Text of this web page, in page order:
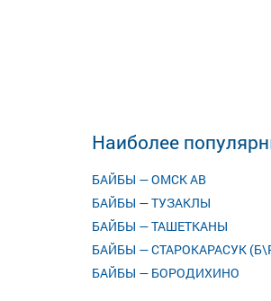
Наиболее
БАЙБЫ — ОМСК АВ
БАЙБЫ — ТУЗАКЛЫ
БАЙБЫ — ТАШЕТКАНЫ
БАЙБЫ — СТАРОКАРАСУК
БАЙБЫ — БОРОДИХИНО